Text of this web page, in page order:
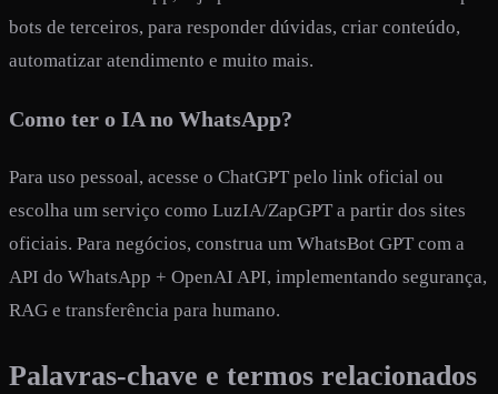
bots de terceiros, para responder dúvidas, criar conteúdo,
automatizar atendimento e muito mais.
Como ter o IA no WhatsApp?
Para uso pessoal, acesse o ChatGPT pelo link oficial ou
escolha um serviço como LuzIA/ZapGPT a partir dos sites
oficiais. Para negócios, construa um WhatsBot GPT com a
API do WhatsApp + OpenAI API, implementando segurança,
RAG e transferência para humano.
Palavras-chave e termos relacionados